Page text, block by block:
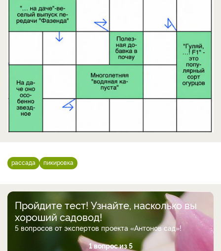
рассада пикировка
Пройдите тест! Узнайте, насколько вы
хороший садовод!
5 вопросов от экспертов проекта «Антонов сад»!
1 вопрос из 5